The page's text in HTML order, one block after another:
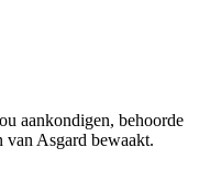
aankondigen, behoorde
van Asgard bewaakt.